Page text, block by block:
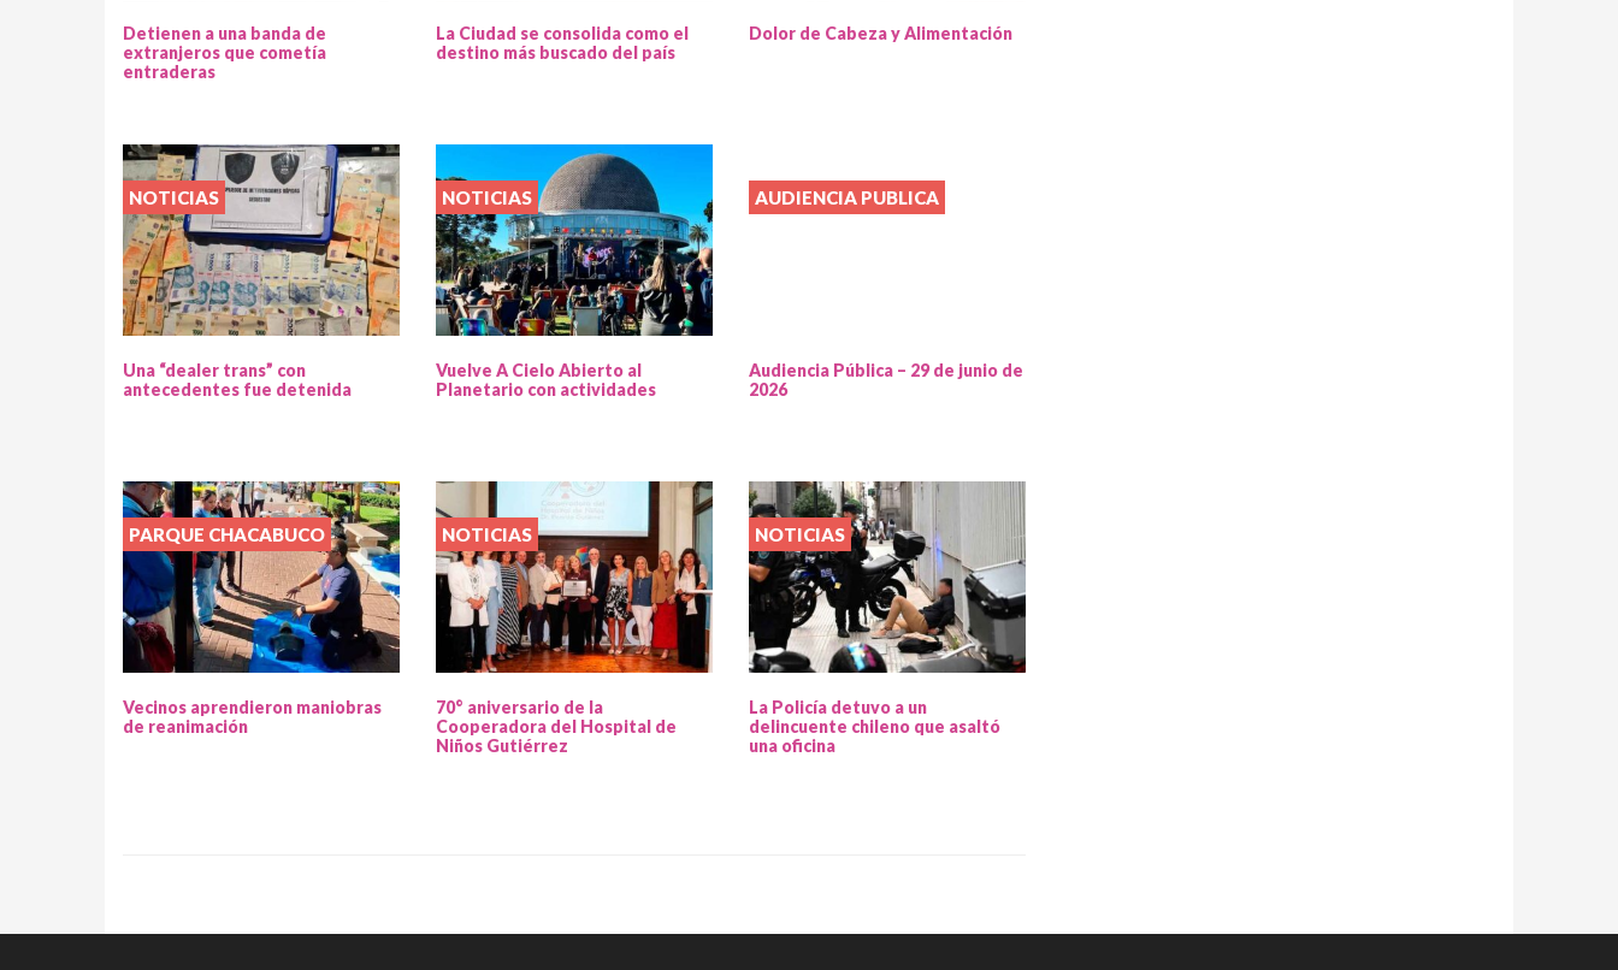
Detienen a una banda de
extranjeros que cometía
entraderas
La Ciudad se consolida como el
destino más buscado del país
Dolor de Cabeza y Alimentación
NOTICIAS
Una “dealer trans” con
antecedentes fue detenida
NOTICIAS
Vuelve A Cielo Abierto al
Planetario con actividades
AUDIENCIA PUBLICA
Audiencia Pública – 29 de junio de
2026
PARQUE CHACABUCO
Vecinos aprendieron maniobras
de reanimación
NOTICIAS
70° aniversario de la
Cooperadora del Hospital de
Niños Gutiérrez
NOTICIAS
La Policía detuvo a un
delincuente chileno que asaltó
una oficina